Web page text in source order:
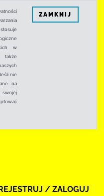
w
także
nie
na
ZAMKNIJ
/ ZALOGUJ